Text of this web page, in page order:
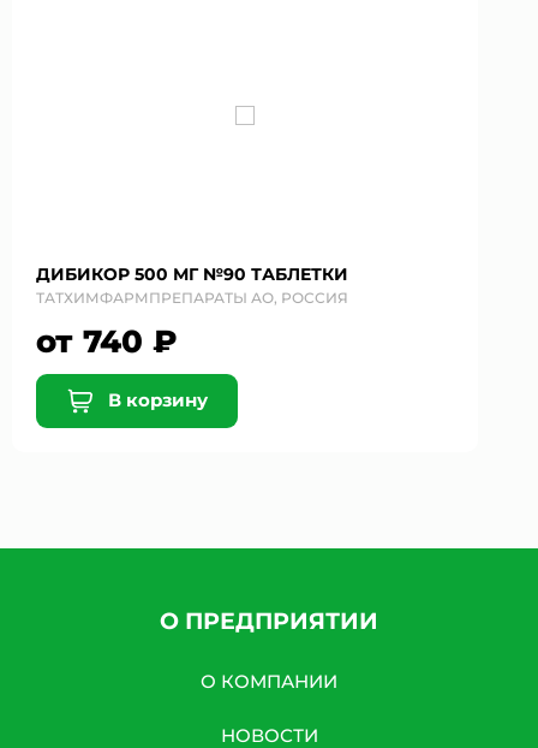
ДИБИКОР 500 МГ №90 ТАБЛЕТКИ
ТАТХИМФАРМПРЕПАРАТЫ АО, РОССИЯ
от 740 ₽
В корзину
О ПРЕДПРИЯТИИ
О КОМПАНИИ
НОВОСТИ